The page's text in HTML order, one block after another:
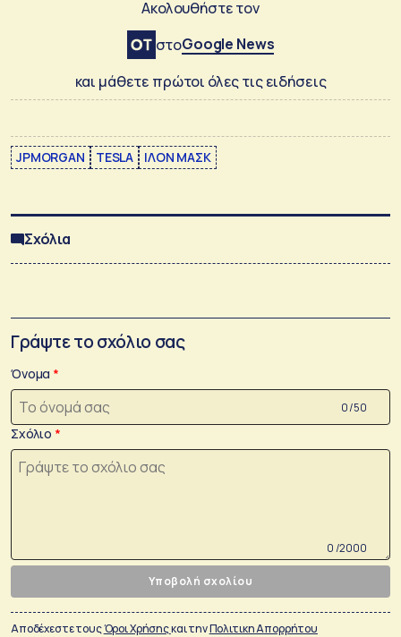
Ακολουθήστε τον
στοGoogle News
και μάθετε πρώτοι όλες τις ειδήσεις
JPMORGAN TESLA ΙΛΟΝ ΜΑΣΚ
Σχόλια
Γράψτε το σχόλιο σας
Όνομα
0 /50
Σχόλιο
0 /2000
Υποβολή σχολίου
Αποδέχεστε τουςΌροι Χρήσηςκαι τηνΠολιτικη Απορρήτου